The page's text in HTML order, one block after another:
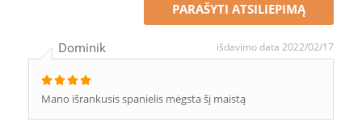
PARAŠYTI ATSILIEPIMĄ
Dominik išdavimo data 2022/02/17
Mano išrankusis spanielis mėgsta šį maistą